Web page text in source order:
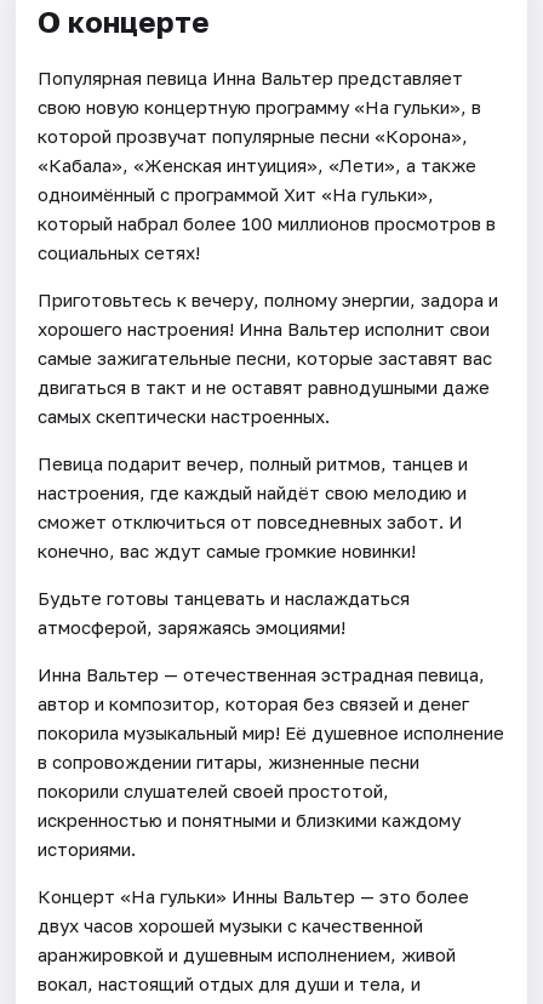
О концерте
Популярная певица Инна Вальтер представляет
свою новую концертную программу «На гульки», в
которой прозвучат популярные песни «Корона»,
«Кабала», «Женская интуиция», «Лети», а также
одноимённый с программой Хит «На гульки»,
который набрал более 100 миллионов просмотров в
социальных сетях!
Приготовьтесь к вечеру, полному энергии, задора и
хорошего настроения! Инна Вальтер исполнит свои
самые зажигательные песни, которые заставят вас
двигаться в такт и не оставят равнодушными даже
самых скептически настроенных.
Певица подарит вечер, полный ритмов, танцев и
настроения, где каждый найдёт свою мелодию и
сможет отключиться от повседневных забот. И
конечно, вас ждут самые громкие новинки!
Будьте готовы танцевать и наслаждаться
атмосферой, заряжаясь эмоциями!
Инна Вальтер — отечественная эстрадная певица,
автор и композитор, которая без связей и денег
покорила музыкальный мир! Её душевное исполнение
в сопровождении гитары, жизненные песни
покорили слушателей своей простотой,
искренностью и понятными и близкими каждому
историями.
Концерт «На гульки» Инны Вальтер — это более
двух часов хорошей музыки с качественной
аранжировкой и душевным исполнением, живой
вокал, настоящий отдых для души и тела, и